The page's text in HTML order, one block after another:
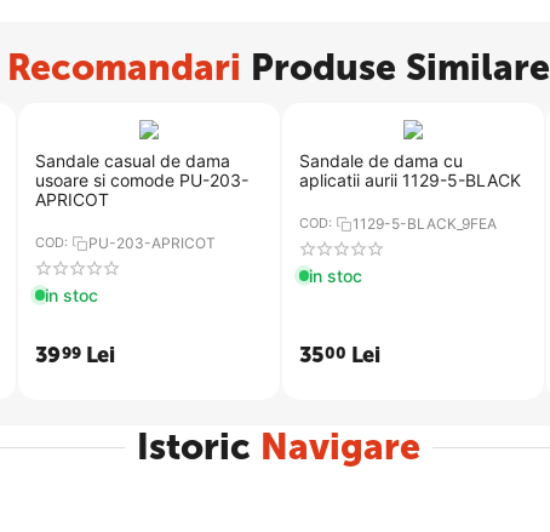
Recomandari Produse Similare
​Sandale casual de dama
usoare si comode PU-203-
APRICOT
COD: PU-203-APRICOT
in stoc
3999 Lei
​Sandale de dama cu
aplicatii aurii 1129-5-BLACK
COD: 1129-5-BLACK_9FEA
in stoc
3500 Lei
Istoric Navigare